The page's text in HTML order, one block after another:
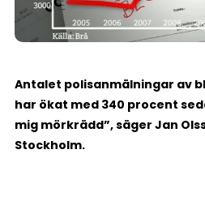
Antalet polisanmälningar av
har ökat med 340 procent
mig mörkrädd”, säger Jan
Stockholm.